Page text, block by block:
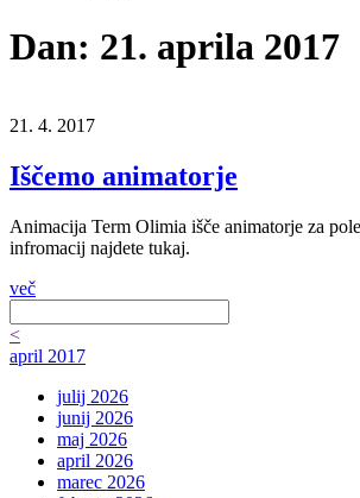
Dan: 21. aprila 2017
21. 4. 2017
Iščemo animatorje
Animacija Term Olimia išče animatorje za
infromacij najdete tukaj.
več
<
april 2017
julij 2026
junij 2026
maj 2026
april 2026
marec 2026